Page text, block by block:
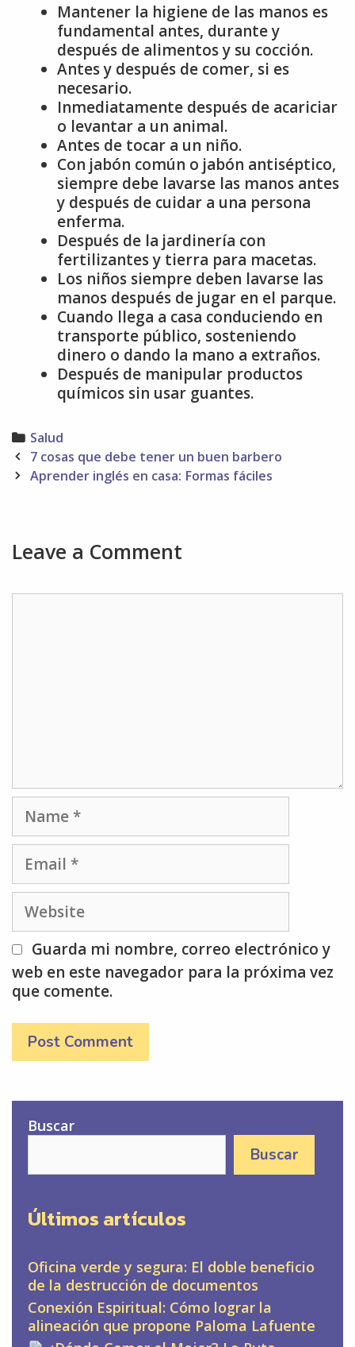
Mantener la higiene de las manos es
fundamental antes, durante y
después de alimentos y su cocción.
Antes y después de comer, si es
necesario.
Inmediatamente después de acariciar
o levantar a un animal.
Antes de tocar a un niño.
Con jabón común o jabón antiséptico,
siempre debe lavarse las manos antes
y después de cuidar a una persona
enferma.
Después de la jardinería con
fertilizantes y tierra para macetas.
Los niños siempre deben lavarse las
manos después de jugar en el parque.
Cuando llega a casa conduciendo en
transporte público, sosteniendo
dinero o dando la mano a extraños.
Después de manipular productos
químicos sin usar guantes.
Categories
Salud
Post
navigation
7 cosas que debe tener un buen barbero
Aprender inglés en casa: Formas fáciles
Leave a Comment
Website
Guarda mi nombre, correo electrónico y
web en este navegador para la próxima vez
que comente.
Buscar
Buscar
Últimos artículos
Oficina verde y segura: El doble beneficio
de la destrucción de documentos
Conexión Espiritual: Cómo lograr la
alineación que propone Paloma Lafuente